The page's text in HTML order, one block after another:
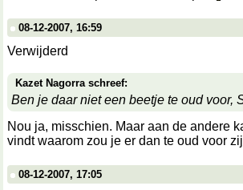
08-12-2007, 16:59
Verwijderd
Kazet Nagorra schreef:
Ben je daar niet een beetje te oud voor,
Nou ja, misschien. Maar aan de andere
vindt waarom zou je er dan te oud voor
08-12-2007, 17:05